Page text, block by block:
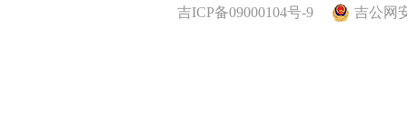
吉ICP备09000104号-9 吉公网